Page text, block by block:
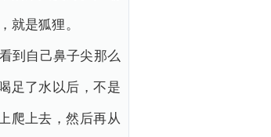
就是狐狸。
到自己鼻子尖那么
足了水以后，不是
爬上去，然后再从